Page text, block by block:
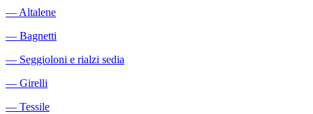
―Altalene
― Bagnetti
― Seggioloni e rialzi sedia
― Girelli
― Tessile